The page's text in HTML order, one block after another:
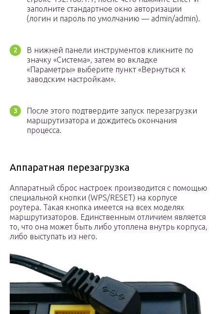
заполните стандартное окно авторизации
(логин и пароль по умолчанию — admin/admin).
В нижней панели инструментов кликните по
значку «Система», затем во вкладке
«Параметры» выберите пункт «Вернуться к
заводским настройкам».
После этого подтвердите запуск перезагрузки
маршрутизатора и дождитесь окончания
процесса.
Аппаратная перезагрузка
Аппаратный сброс настроек производится с помощью
специальной кнопки (WPS/RESET) на корпусе
роутера. Такая кнопка имеется на всех моделях
маршрутизаторов. Единственным отличием является
то, что она может быть либо утоплена внутрь корпуса,
либо выступать из него.